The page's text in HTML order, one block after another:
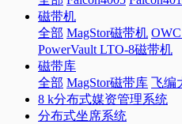
磁带机
全部 MagStor磁带机
PowerVault LTO-8磁带机
磁带库
全部 MagStor磁带库 飞编
8 k分布式媒资管理系统
分布式坐席系统